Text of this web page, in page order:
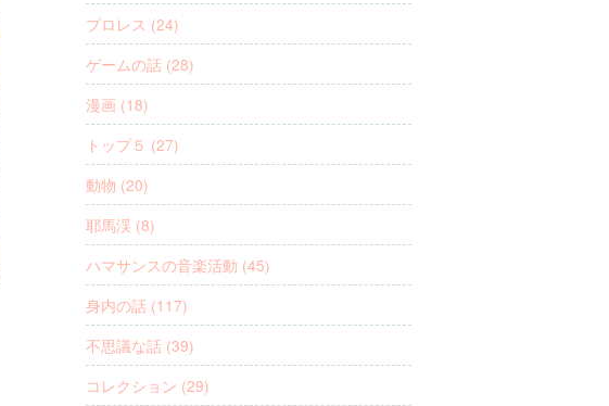
プロレス (24)
ゲームの話 (28)
漫画 (18)
トップ５ (27)
動物 (20)
耶馬渓 (8)
ハマサンスの音楽活動 (45)
身内の話 (117)
不思議な話 (39)
コレクション (29)